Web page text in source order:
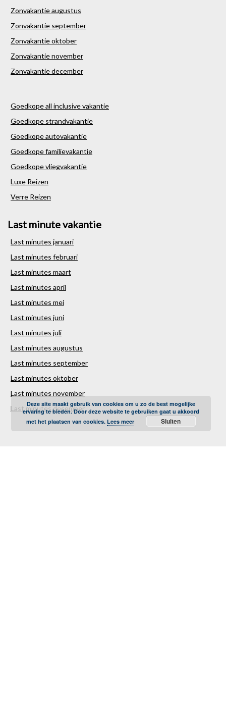
Zonvakantie augustus
Zonvakantie september
Zonvakantie oktober
Zonvakantie november
Zonvakantie december
Goedkope all inclusive vakantie
Goedkope strandvakantie
Goedkope autovakantie
Goedkope familievakantie
Goedkope vliegvakantie
Luxe Reizen
Verre Reizen
Last minute vakantie
Last minutes januari
Last minutes februari
Last minutes maart
Last minutes april
Last minutes mei
Last minutes juni
Last minutes juli
Last minutes augustus
Last minutes september
Last minutes oktober
Last minutes november
Last minutes december
Deze site maakt gebruik van cookies om u zo de best mogelijke
ervaring te bieden. Door deze website te gebruiken gaat u akkoord
met het plaatsen van cookies. Lees meer Sluiten